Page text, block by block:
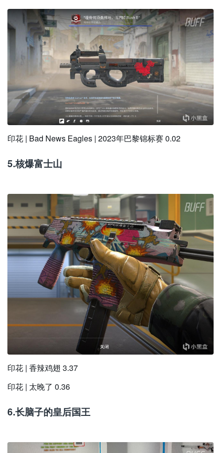
印花 | Bad News Eagles | 2023年巴黎锦标赛 0.02
5.核爆富士山
印花 | 香辣鸡翅 3.37
印花 | 太晚了 0.36
6.长脑子的皇后国王